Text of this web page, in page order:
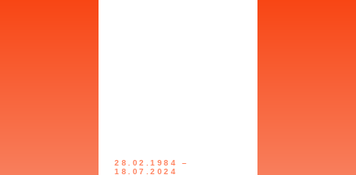
28.02.1984 –
18.07.2024